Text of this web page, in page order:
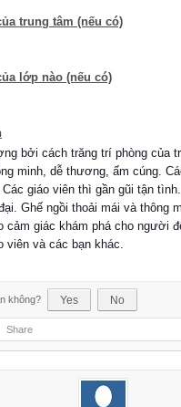
trung tâm (nếu có)
lớp nào (nếu có)
bởi cách trăng trí phòng của
minh, dễ thương, ấm cúng.
giáo viên thì gần gũi tận
Ghế ngồi thoải mái và thông
cảm giác khám phá cho người
viên và các bạn khác.
không? Yes No
Share